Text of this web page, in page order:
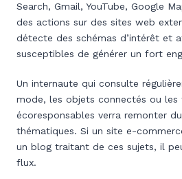
Search, Gmail, YouTube, Google
des actions sur des sites web
détecte des schémas d’intérêt et
susceptibles de générer un fort
Un internaute qui consulte
mode, les objets connectés ou les
écoresponsables verra remonter
thématiques. Si un site e-
un blog traitant de ces sujets, il
flux.